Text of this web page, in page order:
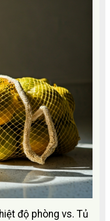
độ phòng vs. Tủ